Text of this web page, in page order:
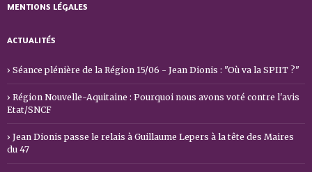
MENTIONS LÉGALES
ACTUALITÉS
Séance plénière de la Région 15/06 - Jean Dionis : "Où va la SPIIT ?"
Région Nouvelle-Aquitaine : Pourquoi nous avons voté contre l'avis
Etat/SNCF
Jean Dionis passe le relais à Guillaume Lepers à la tête des Maires
du 47